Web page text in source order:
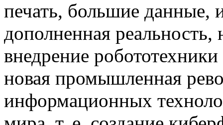
печать, большие данные,
дополненная
внедрение
новая промышленная
информационных